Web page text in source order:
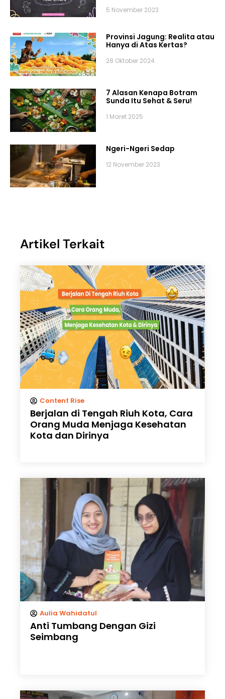
5 November 2023
Provinsi Jagung: Realita atau
Hanya di Atas Kertas?
28 Oktober 2024
7 Alasan Kenapa Botram
Sunda Itu Sehat & Seru!
1 Maret 2025
Ngeri-Ngeri Sedap
12 November 2023
Artikel Terkait
Content Rise
Berjalan di Tengah Riuh Kota, Cara
Orang Muda Menjaga Kesehatan
Kota dan Dirinya
Aulia Wahidatul
Anti Tumbang Dengan Gizi
Seimbang